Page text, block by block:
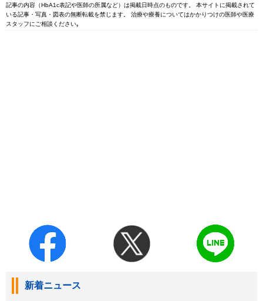
記事の内容（HbA1c表記や医師の所属など）は掲載日時点のものです。 本サイトに掲載されて
いる記事・写真・図表の無断転載を禁じます。 治療や療養についてはかかりつけの医師や医療
スタッフにご相談ください｡
新着ニュース